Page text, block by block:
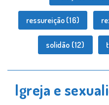
ressureição (16)
solidão (12)
Igreja e